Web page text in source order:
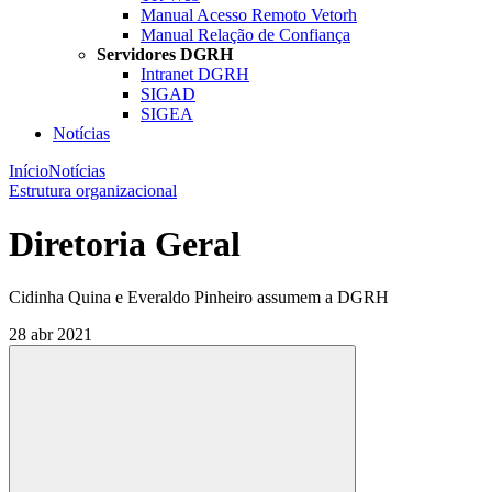
Manual Acesso Remoto Vetorh
Manual Relação de Confiança
Servidores DGRH
Intranet DGRH
SIGAD
SIGEA
Notícias
InícioNotícias
Estrutura organizacional
Diretoria Geral
Cidinha Quina e Everaldo Pinheiro assumem a DGRH
28 abr 2021